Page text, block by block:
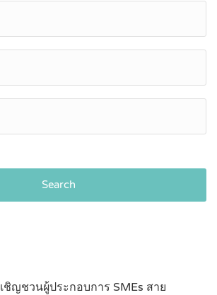
Search
เชิญชวนผู้ประกอบการ SMEs สาย